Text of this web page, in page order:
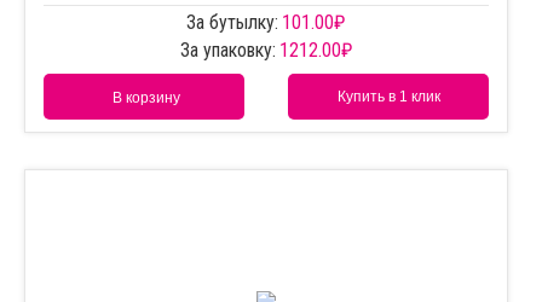
За бутылку: 101.00₽
За упаковку: 1212.00₽
В корзину Купить в 1 клик